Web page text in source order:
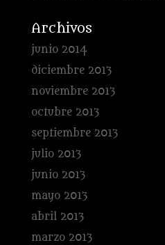
Archivos
junio 2014
diciembre 2013
noviembre 2013
octubre 2013
septiembre 2013
julio 2013
junio 2013
mayo 2013
abril 2013
marzo 2013